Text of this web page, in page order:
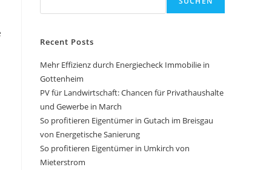
Recent Posts
Mehr Effizienz durch Energiecheck Immobilie in
Gottenheim
PV für Landwirtschaft: Chancen für Privathaushalte
und Gewerbe in March
So profitieren Eigentümer in Gutach im Breisgau
von Energetische Sanierung
So profitieren Eigentümer in Umkirch von
Mieterstrom